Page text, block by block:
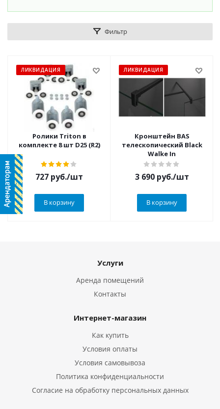
Фильтр
ЛИКВИДАЦИЯ
Ролики Triton в
комплекте 8 шт D25 (R2)
727 руб./шт
В корзину
ЛИКВИДАЦИЯ
Кронштейн BAS
телескопический Black
Walke In
3 690руб./шт
В корзину
Услуги
Аренда помещений
Контакты
Интернет-магазин
Как купить
Условия оплаты
Условия самовывоза
Политика конфиденциальности
Согласие на обработку персональных данных